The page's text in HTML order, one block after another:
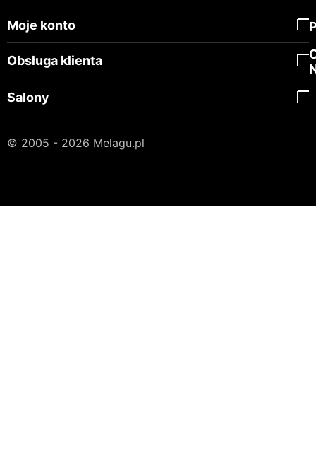
Moje konto
Obsługa klienta
Salony
© 2005 - 2026 Melagu.pl